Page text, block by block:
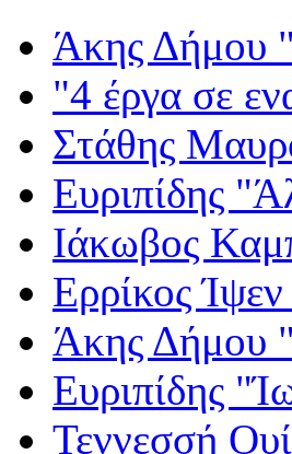
Άκης Δήμου
"4 έργα σε
Στάθης
Ευριπίδης
Ιάκωβος
Ερρίκος
Άκης Δήμου
Ευριπίδης
Τεννεσσή